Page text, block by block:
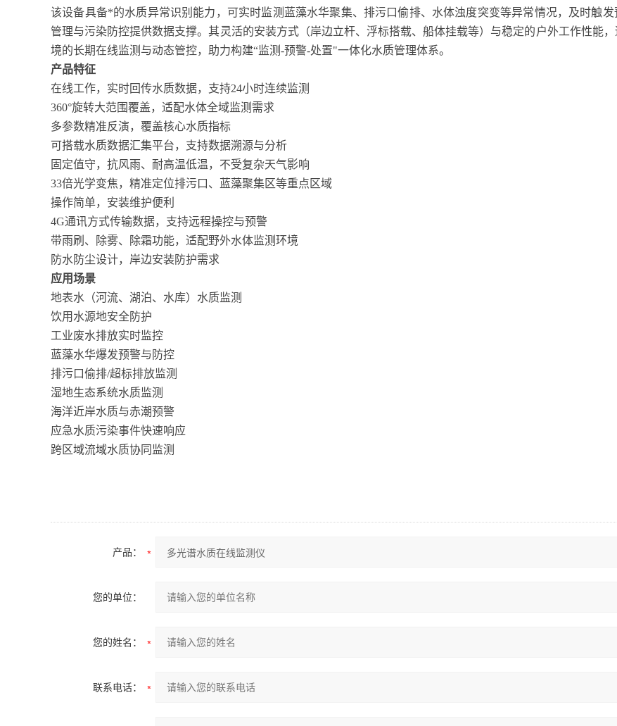
该设备具备*的水质异常识别能力，可实时监测蓝藻水华聚集、排污口偷排、水体浊度突变等异常情况，及时触
管理与污染防控提供数据支撑。其灵活的安装方式（岸边立杆、浮标搭载、船体挂载等）与稳定的户外工作性能
境的长期在线监测与动态管控，助力构建“监测-预警-处置"一体化水质管理体系。
产品特征
在线工作，实时回传水质数据，支持24小时连续监测
360°旋转大范围覆盖，适配水体全域监测需求
多参数精准反演，覆盖核心水质指标
可搭载水质数据汇集平台，支持数据溯源与分析
固定值守，抗风雨、耐高温低温，不受复杂天气影响
33倍光学变焦，精准定位排污口、蓝藻聚集区等重点区域
操作简单，安装维护便利
4G通讯方式传输数据，支持远程操控与预警
带雨刷、除雾、除霜功能，适配野外水体监测环境
防水防尘设计，岸边安装防护需求
应用场景
地表水（河流、湖泊、水库）水质监测
饮用水源地安全防护
工业废水排放实时监控
蓝藻水华爆发预警与防控
排污口偷排/超标排放监测
湿地生态系统水质监测
海洋近岸水质与赤潮预警
应急水质污染事件快速响应
跨区域流域水质协同监测
产品：
您的单位：
您的姓名：
联系电话：